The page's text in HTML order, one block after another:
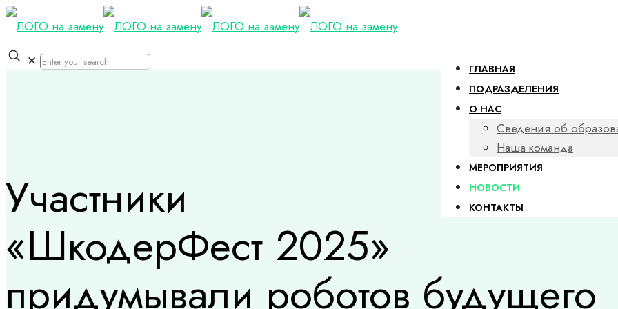
ГЛАВНАЯ
ПОДРАЗДЕЛЕНИЯ
О НАС
Сведения об
Наша команда
МЕРОПРИЯТИЯ
НОВОСТИ
КОНТАКТЫ
✕
Участники
«ШкодерФест 2025»
придумывали роботов будущего